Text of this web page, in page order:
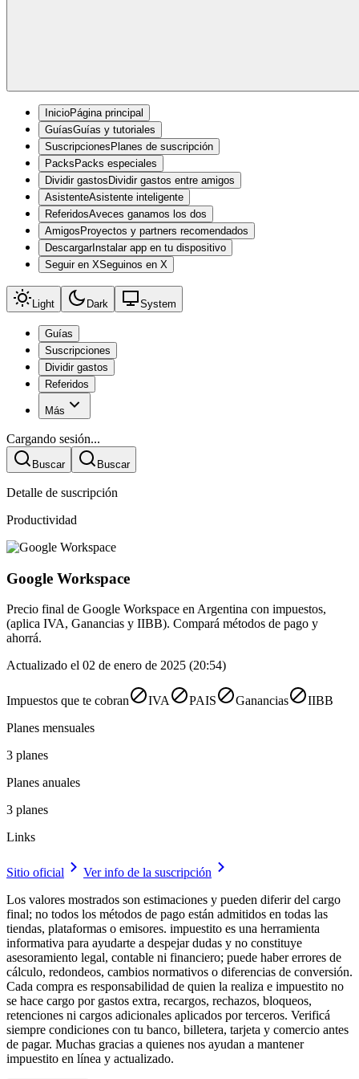
InicioPágina principal
GuíasGuías y tutoriales
Suscripciones Planes de suscripción
Packs Packs especiales
Dividir gastos Dividir gastos entre amigos
AsistenteAsistente inteligente
ReferidosAveces ganamos los dos
Amigos Proyectos y partners recomendados
DescargarInstalar app en tu dispositivo
Seguir en XSeguinos en X
Light Dark System
Guías
Suscripciones
Dividir gastos
Referidos
Más
Cargando sesión...
Buscar Buscar
Detalle de suscripción
Productividad
Google Workspace
Precio final de Google Workspace en Argentina con impuestos,
(aplica IVA, Ganancias y IIBB). Compará métodos de pago y
ahorrá.
Actualizado el 02 de enero de 2025 (20:54)
Impuestos que te cobran IVA PAIS Ganancias
IIBB
Planes mensuales
3 planes
Planes anuales
3 planes
Links
Sitio oficial
Ver info de la suscripción
Los valores mostrados son estimaciones y pueden diferir del cargo
final; no todos los métodos de pago están admitidos en todas las
tiendas, plataformas o emisores. impuestito es una herramienta
informativa para ayudarte a despejar dudas y no constituye
asesoramiento legal, contable ni financiero; puede haber errores de
cálculo, redondeos, cambios normativos o diferencias de conversión.
Cada compra es responsabilidad de quien la realiza e impuestito no
se hace cargo por gastos extra, recargos, rechazos, bloqueos,
retenciones ni cargos adicionales aplicados por terceros. Verificá
siempre condiciones con tu banco, billetera, tarjeta y comercio antes
de pagar. Muchas gracias a quienes nos ayudan a mantener
impuestito en línea y actualizado.